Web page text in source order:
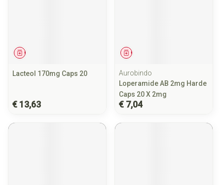
Geneesmiddel
Lacteol 170mg Caps 20
€ 13,63
Geneesmiddel
Aurobindo
Loperamide AB 2mg Harde
Caps 20 X 2mg
€ 7,04